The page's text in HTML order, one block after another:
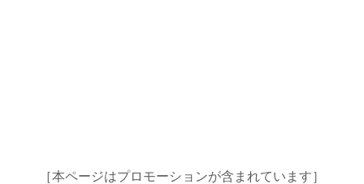
［本ページはプロモーションが含まれています］